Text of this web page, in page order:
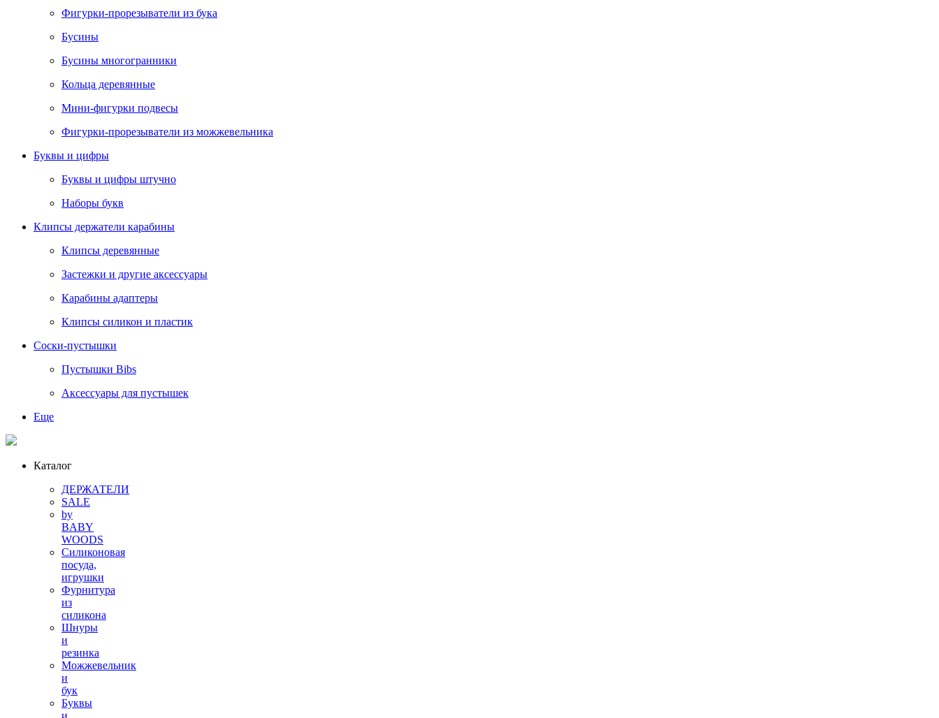
Фигурки-прорезыватели из бука
Бусины
Бусины многогранники
Кольца деревянные
Мини-фигурки подвесы
Фигурки-прорезыватели из можжевельника
Буквы и цифры
Буквы и цифры штучно
Наборы букв
Клипсы держатели карабины
Клипсы деревянные
Застежки и другие аксессуары
Карабины адаптеры
Клипсы силикон и пластик
Соски-пустышки
Пустышки Bibs
Аксессуары для пустышек
Еще
Каталог
ДЕРЖАТЕЛИ
SALE
by
BABY
WOODS
Силиконовая
посуда,
игрушки
Фурнитура
из
силикона
Шнуры
и
резинка
Можжевельник
и
бук
Буквы
и